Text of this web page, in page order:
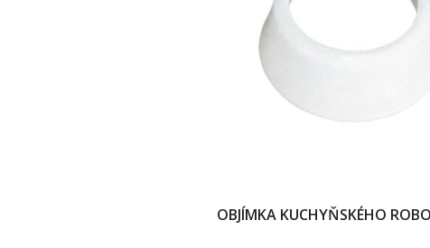
OBJÍMKA KUCHYŇSKÉHO